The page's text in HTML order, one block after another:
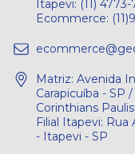
Itapevi: (11)
Ecommerce:
Matriz: Avenida
Carapicuíba - SP
Corinthians
Filial Itapevi: Rua
- Itapevi - SP